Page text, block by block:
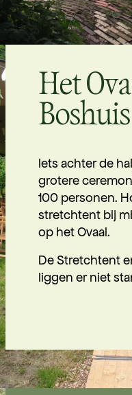
Het
Boshuis
Iets achter de
grotere
100 personen.
stretchtent bij
op het Ovaal.
De Stretchtent
liggen er niet